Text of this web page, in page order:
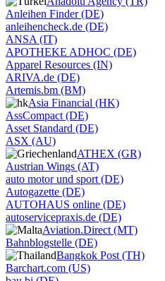
Anleihen Finder (DE)
anleihencheck.de (DE)
ANSA (IT)
APOTHEKE ADHOC (DE)
Apparel Resources (IN)
ARIVA.de (DE)
Artemis.bm (BM)
Asia Financial (HK)
AssCompact (DE)
Asset Standard (DE)
ASX (AU)
ATHEX (GR)
Austrian Wings (AT)
auto motor und sport (DE)
Autogazette (DE)
AUTOHAUS online (DE)
autoservicepraxis.de (DE)
Aviation.Direct (MT)
Bahnblogstelle (DE)
Bangkok Post (TH)
Barchart.com (US)